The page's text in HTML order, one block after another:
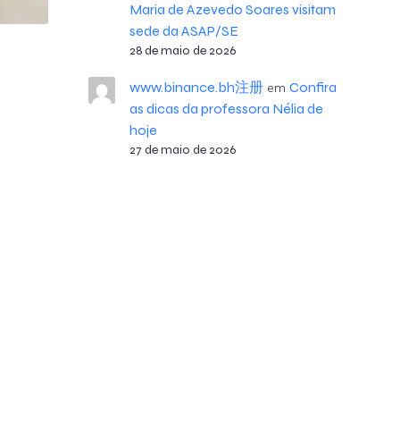
Maria de Azevedo Soares visitam
sede da ASAP/SE
28 de maio de 2026
www.binance.bh注册em Confira
as dicas da professora Nélia de
hoje
27 de maio de 2026